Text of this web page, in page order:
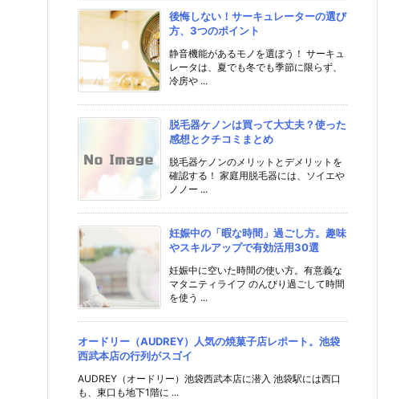
後悔しない！サーキュレーターの選び
方、3つのポイント
静音機能があるモノを選ぼう！ サーキュ
レータは、夏でも冬でも季節に限らず、
冷房や ...
脱毛器ケノンは買って大丈夫？使った
感想とクチコミまとめ
脱毛器ケノンのメリットとデメリットを
確認する！ 家庭用脱毛器には、ソイエや
ノノー ...
妊娠中の「暇な時間」過ごし方。趣味
やスキルアップで有効活用30選
妊娠中に空いた時間の使い方。有意義な
マタニティライフ のんびり過ごして時間
を使う ...
オードリー（AUDREY）人気の焼菓子店レポート。池袋
西武本店の行列がスゴイ
AUDREY（オードリー）池袋西武本店に潜入 池袋駅には西口
も、東口も地下1階に ...